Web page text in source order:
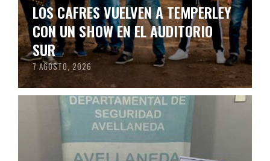
LOS CAFRES VUELVEN A TEMPERLEY
CON UN SHOW EN EL AUDITORIO
SUR
7 AGOSTO, 2026